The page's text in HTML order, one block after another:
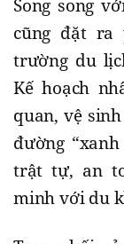
Song song
cũng đặt ra
trường du
Kế hoạch
quan, vệ
đường
trật tự, an
minh với du